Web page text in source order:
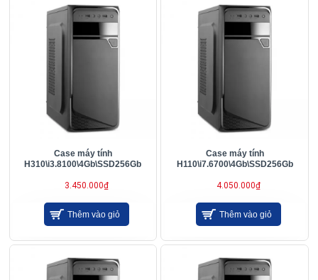
Case máy tính
H310\i3.8100\4Gb\SSD256Gb
3.450.000₫
Thêm vào giỏ
Case máy tính
H110\i7.6700\4Gb\SSD256Gb
4.050.000₫
Thêm vào giỏ